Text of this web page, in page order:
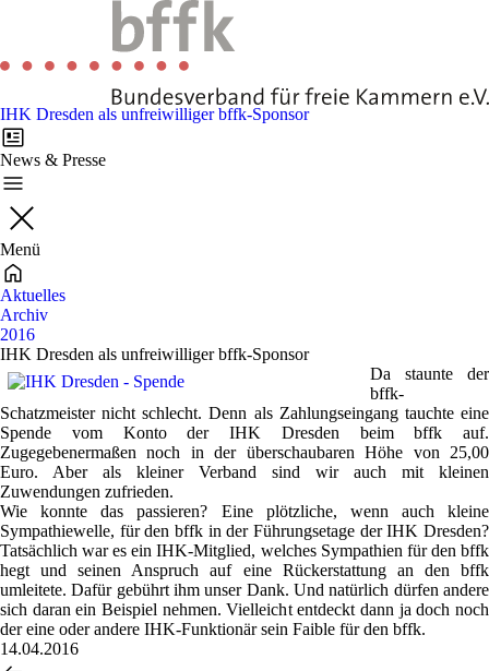
IHK Dresden als unfreiwilliger bffk-Sponsor
News & Presse
Menü
Aktuelles
Archiv
2016
IHK Dresden als unfreiwilliger bffk-Sponsor
Da staunte der
bffk-
Schatzmeister nicht schlecht. Denn als Zahlungseingang tauchte eine
Spende vom Konto der IHK Dresden beim bffk auf.
Zugegebenermaßen noch in der überschaubaren Höhe von 25,00
Euro. Aber als kleiner Verband sind wir auch mit kleinen
Zuwendungen zufrieden.
Wie konnte das passieren? Eine plötzliche, wenn auch kleine
Sympathiewelle, für den bffk in der Führungsetage der IHK Dresden?
Tatsächlich war es ein IHK-Mitglied, welches Sympathien für den bffk
hegt und seinen Anspruch auf eine Rückerstattung an den bffk
umleitete. Dafür gebührt ihm unser Dank. Und natürlich dürfen andere
sich daran ein Beispiel nehmen. Vielleicht entdeckt dann ja doch noch
der eine oder andere IHK-Funktionär sein Faible für den bffk.
14.04.2016